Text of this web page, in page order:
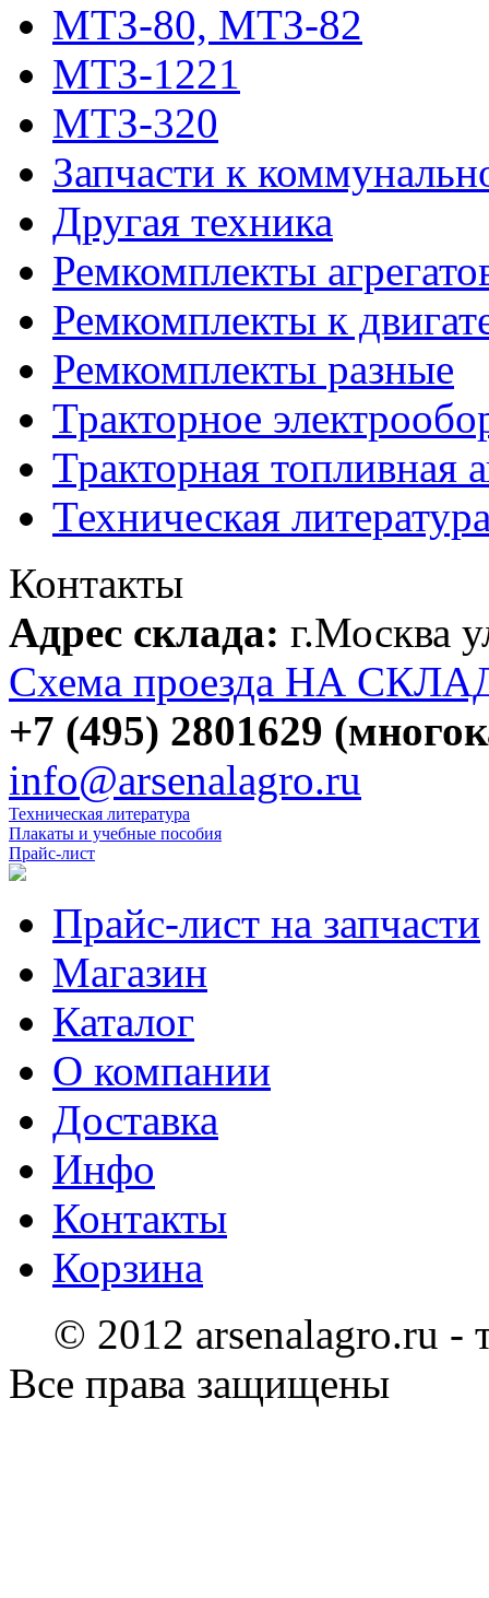
МТЗ-80, МТЗ-82
МТЗ-1221
МТЗ-320
Запчасти к
Другая техника
Ремкомплекты
Ремкомплекты к
Ремкомплекты разные
Тракторное
Тракторная топливная
Техническая
Контакты
Адрес склада: г.Москва
Схема проезда НА
+7 (495) 2801629
info@arsenalagro.ru
Техническая литература
Плакаты и учебные пособия
Прайс-лист
Прайс-лист на запчасти
Магазин
Каталог
О компании
Доставка
Инфо
Контакты
Корзина
© 2012 arsenalagro.ru -
Все права защищены